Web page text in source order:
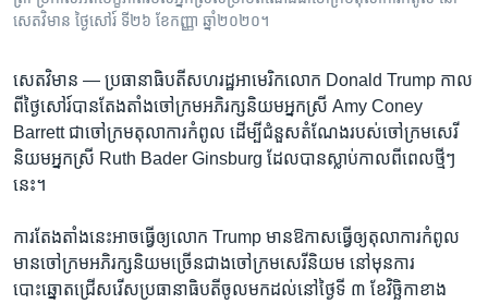
កាន់​សេតវិមាន ថ្ងៃសៅរ៍ ទី២៦ ខែកញ្ញា ឆ្នាំ២០២០។
សេតវិមាន — ប្រធានាធិបតី​សហរដ្ឋ​អាមេរិក​លោក Donald Trump កាល​
ពី​ថ្ងៃ​សៅរ៍​បាន​តែងតាំង​ចៅក្រម​អភិរក្ស​និយម​អ្នកស្រី Amy Coney
Barrett ជា​ចៅក្រម​តុលាការ​កំពូល ដើម្បី​ជំនួស​តំណែង​របស់​ចៅក្រម​សេរី​
និយម​អ្នកស្រី Ruth Bader Ginsburg ដែល​បាន​ស្លាប់​កាល​ពី​ពេល​ថ្មីៗ​
នេះ។
ការ​តែងតាំង​នេះ​អាច​ធ្វើ​ឲ្យ​លោក Trump មាន​ឱកាស​ធ្វើ​ឲ្យ​តុលាការ​កំពូល​
មាន​ចៅក្រម​អភិរក្ស​និយម​ច្រើន​ជាង​ចៅក្រម​សេរី​និយម នៅ​មុន​ការ​
បោះឆ្នោត​ជ្រើសរើស​ប្រធានាធិបតី​ចូល​មក​ដល់​នៅ​ថ្ងៃ​ទី ៣ ខែ​វិច្ឆិកា​ខាង​